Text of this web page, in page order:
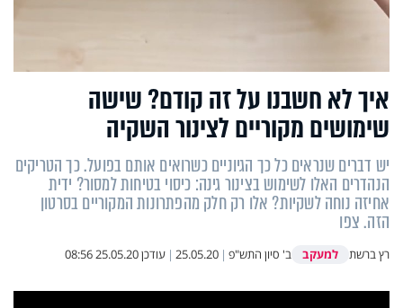
איך לא חשבנו על זה קודם? שישה
שימושים מקוריים לצינור השקיה
יש דברים שנראים כל כך הגיוניים כשרואים אותם בפועל. כך הטריקים
הנהדרים האלו לשימוש בצינור גינה: כיסוי בטיחות למסור? ידית
אחיזה נוחה לשקיות? אלו רק חלק מהפתרונות המקוריים בסרטון
הזה. צפו
רץ ברשת למעקב ב' סיון התש"פ |
25.05.20
| עודכן25.05.20 08:56
This